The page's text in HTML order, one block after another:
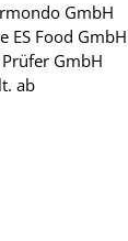
GmbH
ES Food GmbH
GmbH
ab